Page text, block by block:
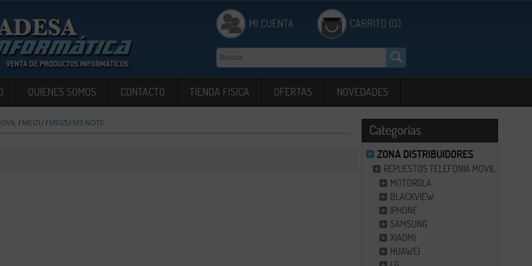
MI CUENTA CARRITO (0)
QUIENES SOMOS CONTACTO TIENDA FISICA OFERTAS NOVEDADES
/ MEIZU / MEIZU M3 NOTE
ZONA DISTRIBUIDORES
REPUESTOS TELEFONIA MOVIL
MOTOROLA
BLACKVIEW
IPHONE
SAMSUNG
XIAOMI
HUAWEI